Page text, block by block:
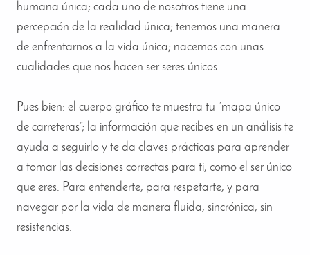
humana única; cada uno de nosotros tiene una
percepción de la realidad única; tenemos una manera
de enfrentarnos a la vida única; nacemos con unas
cualidades que nos hacen ser seres únicos.
Pues bien: el cuerpo gráfico te muestra tu “mapa único
de carreteras”; la información que recibes en un análisis te
ayuda a seguirlo y te da claves prácticas para aprender
a tomar las decisiones correctas para ti, como el ser único
que eres: Para entenderte, para respetarte, y para
navegar por la vida de manera fluida, sincrónica, sin
resistencias.